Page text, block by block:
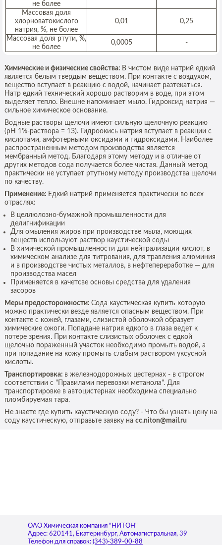
не более
Массовая доля
хлорноватокислого
натрия, %, не более
0,01 0,25
Массовая доля ртути, %,
не более
0,0005 -
Химические и физические свойства: В чистом виде натрий едкий
является белым твердым веществом. При контакте с воздухом,
вещество вступает в реакцию с водой, начинает разтекаться.
Натр едкий технический хорошо растворим в воде, при этом
выделяет тепло. Внешне напоминает мыло. Гидроксид натрия —
сильное химическое основание.
Водные растворы щелочи имеют сильную щелочную реакцию
(pH 1%-раствора = 13). Гидроокись натрия вступает в реакции с
кислотами, амфотерными оксидами и гидроксидами. Наиболее
распространенным методом производства является
мембранный метод. Благодаря этому методу и в отличае от
других методов сода получается более чистая. Данный метод
практически не уступает ртутному методу производства щелочи
по качеству.
Применение: Едкий натрий применяется практически во всех
отраслях:
В целлюлозно-бумажной промышленности для
делигнификации
Для омыления жиров при производстве мыла, моющих
веществ используют раствор каустической соды
В химической промышленности для нейтрализации кислот, в
химическом анализе для титрования, для травления алюминия
и в производстве чистых металлов, в нефтепереработке — для
производства масел
Применяется в качетсве основы средства для удаления
засоров
Меры предосторожности: Сода каустическая купить которую
можно практически везде является опасным веществом. При
контакте с кожей, глазами, слизистой оболочкой образует
химические ожоги. Попадане натрия едкого в глаза ведет к
потере зрения. При контакте слизистых оболочек с едкой
щелочью пораженный участок необходимо промыть водой, а
при попадание на кожу промыть слабым раствором уксусной
кислоты.
Транспортировка: в железнодорожных цестернах - в строгом
соответствии с "Правилами перевозки метанола". Для
транспортировке в автоцистернах необходима специально
пломбируемая тара.
Не знаете где купить каустическую соду? - Что бы узнать цену на
соду каустическую, отправьте заявку на cc.niton@mail.ru
ОАО Химическая компания "НИТОН"
Адрес: 620141, Екатеринбург, Автомагистральная, 39
Телефон для справок: (343)-389-00-88